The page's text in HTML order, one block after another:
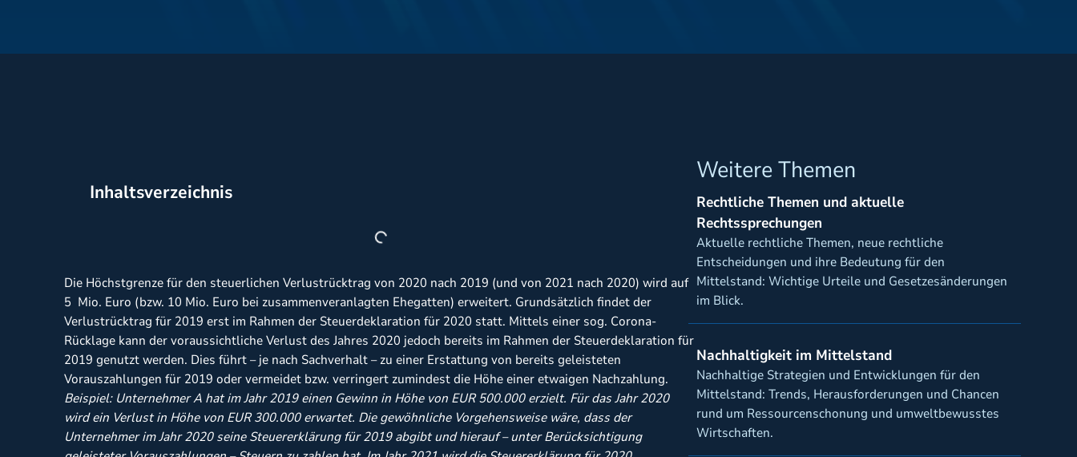
Inhaltsverzeichnis
Die Höchstgrenze für den steuerlichen Verlustrücktrag von 2020 nach 2019 (und von 2021 nach 2020) wird auf
5 Mio. Euro (bzw. 10 Mio. Euro bei zusammenveranlagten Ehegatten) erweitert. Grundsätzlich findet der
Verlustrücktrag für 2019 erst im Rahmen der Steuerdeklaration für 2020 statt. Mittels einer sog. Corona-
Rücklage kann der voraussichtliche Verlust des Jahres 2020 jedoch bereits im Rahmen der Steuerdeklaration für
2019 genutzt werden. Dies führt – je nach Sachverhalt – zu einer Erstattung von bereits geleisteten
Vorauszahlungen für 2019 oder vermeidet bzw. verringert zumindest die Höhe einer etwaigen Nachzahlung.
Beispiel: Unternehmer A hat im Jahr 2019 einen Gewinn in Höhe von EUR 500.000 erzielt. Für das Jahr 2020
wird ein Verlust in Höhe von EUR 300.000 erwartet. Die gewöhnliche Vorgehensweise wäre, dass der
Unternehmer im Jahr 2020 seine Steuererklärung für 2019 abgibt und hierauf – unter Berücksichtigung
Weitere Themen
Rechtliche Themen und aktuelle
Rechtssprechungen
Aktuelle rechtliche Themen, neue rechtliche
Entscheidungen und ihre Bedeutung für den
Mittelstand: Wichtige Urteile und Gesetzesänderungen
im Blick.
Nachhaltigkeit im Mittelstand
Nachhaltige Strategien und Entwicklungen für den
Mittelstand: Trends, Herausforderungen und Chancen
rund um Ressourcenschonung und umweltbewusstes
Wirtschaften.